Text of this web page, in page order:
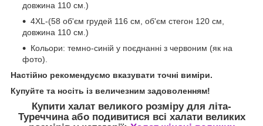
довжина 110 см.)
4XL-(58 об'єм грудей 116 см, об'єм стегон 120 см,
довжина 110 см.)
Кольори: темно-синій у поєднанні з червоним (як на
фото).
Настійно рекомендуємо вказувати точні виміри.
Купуйте та носіть із величезним задоволенням!
Купити халат великого розміру для літа-
Туреччинаабо подивитися всі халати великих